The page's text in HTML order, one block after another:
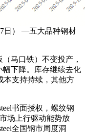
7日） —五大品种钢材
口铁）不变投产，
下降。库存继续去化
本支持持续，其他方
书面授权，螺纹钢
场上行驱动能势放
全国钢市周度洞